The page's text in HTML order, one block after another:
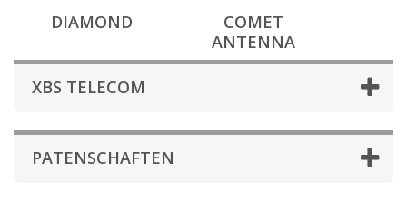
DIAMOND
COMET
ANTENNA
XBS TELECOM
PATENSCHAFTEN